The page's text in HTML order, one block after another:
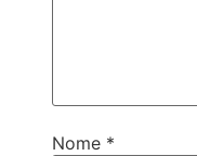
Nome *